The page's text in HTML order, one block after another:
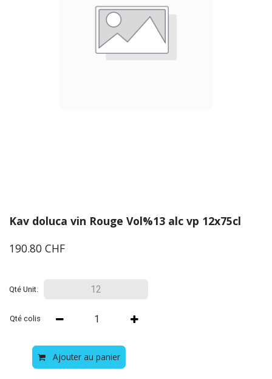
Kav doluca vin Rouge Vol%13 alc vp 12x75cl
190.80 CHF
Qté Unit.
Qté colis
Ajouter au panier